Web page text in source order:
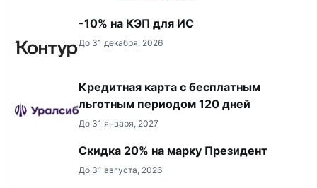
-10% на КЭП для ИС
До 31 декабря, 2026
Кредитная карта с бесплатным
льготным периодом 120 дней
До 31 января, 2027
Скидка 20% на марку Президент
До 31 августа, 2026